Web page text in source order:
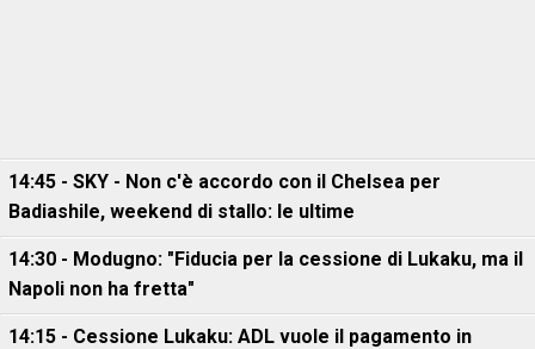
14:45 - SKY - Non c'è accordo con il Chelsea per
Badiashile, weekend di stallo: le ultime
14:30 - Modugno: "Fiducia per la cessione di Lukaku, ma il
Napoli non ha fretta"
14:15 - Cessione Lukaku: ADL vuole il pagamento in